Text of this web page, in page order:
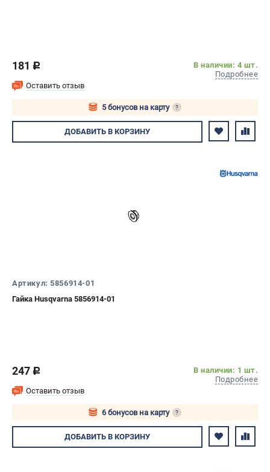
181 c
В наличии: 4 шт.
Подробнее
Оставить отзыв
5 бонусов на карту ?
Авторизуйтесь
ДОБАВИТЬ В КОРЗИНУ
Артикул: 5856914-01
Гайка Husqvarna 5856914-01
247 c
В наличии: 1 шт.
Подробнее
Оставить отзыв
6 бонусов на карту ?
Авторизуйтесь
ДОБАВИТЬ В КОРЗИНУ